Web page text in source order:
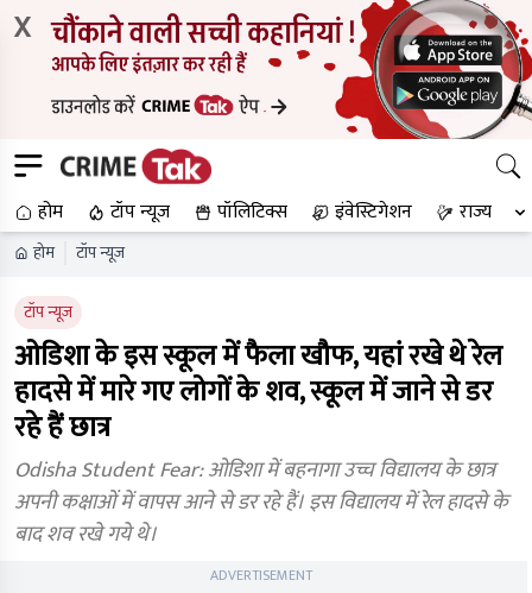
X
होम टॉप न्यूज पॉलिटिक्स इंवेस्टिगेशन राज्य
होम टॉप न्यूज
टॉप न्यूज
ओडिशा के इस स्कूल में फैला खौफ, यहां रखे थे रेल
हादसे में मारे गए लोगों के शव, स्कूल में जाने से डर
रहे हैं छात्र
Odisha Student Fear: ओडिशा में बहनागा उच्च विद्यालय के छात्र
अपनी कक्षाओं में वापस आने से डर रहे हैं। इस विद्यालय में रेल हादसे के
बाद शव रखे गये थे।
ADVERTISEMENT